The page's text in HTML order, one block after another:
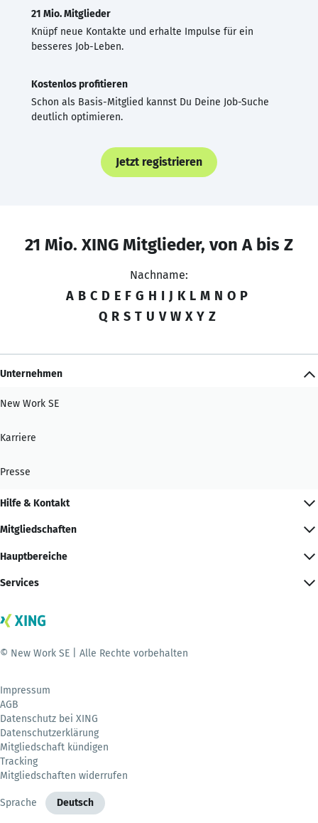
21 Mio. Mitglieder
Knüpf neue Kontakte und erhalte Impulse für ein
besseres Job-Leben.
Kostenlos profitieren
Schon als Basis-Mitglied kannst Du Deine Job-Suche
deutlich optimieren.
Jetzt registrieren
21 Mio. XING Mitglieder, von A bis Z
Nachname:
A B C D E F G H I J K L M N O P
Q R S T U V W X Y Z
Unternehmen
New Work SE
Karriere
Presse
Hilfe & Kontakt
Mitgliedschaften
Hauptbereiche
Services
© New Work SE | Alle Rechte vorbehalten
Impressum
AGB
Datenschutz bei XING
Datenschutzerklärung
Mitgliedschaft kündigen
Tracking
Mitgliedschaften widerrufen
Sprache Deutsch